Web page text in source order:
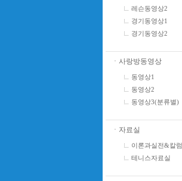
레슨동영상2
경기동영상1
경기동영상2
ㆍ사랑방동영상
동영상1
동영상2
동영상3(분류별)
ㆍ자료실
이론과실전&칼럼
테니스자료실